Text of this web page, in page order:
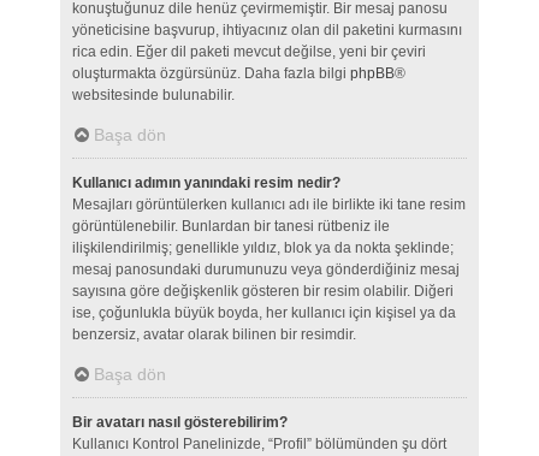
konuştuğunuz dile henüz çevirmemiştir. Bir mesaj panosu
yöneticisine başvurup, ihtiyacınız olan dil paketini kurmasını
rica edin. Eğer dil paketi mevcut değilse, yeni bir çeviri
oluşturmakta özgürsünüz. Daha fazla bilgi phpBB®
websitesinde bulunabilir.
Başa dön
Kullanıcı adımın yanındaki resim nedir?
Mesajları görüntülerken kullanıcı adı ile birlikte iki tane resim
görüntülenebilir. Bunlardan bir tanesi rütbeniz ile
ilişkilendirilmiş; genellikle yıldız, blok ya da nokta şeklinde;
mesaj panosundaki durumunuzu veya gönderdiğiniz mesaj
sayısına göre değişkenlik gösteren bir resim olabilir. Diğeri
ise, çoğunlukla büyük boyda, her kullanıcı için kişisel ya da
benzersiz, avatar olarak bilinen bir resimdir.
Başa dön
Bir avatarı nasıl gösterebilirim?
Kullanıcı Kontrol Panelinizde, “Profil” bölümünden şu dört